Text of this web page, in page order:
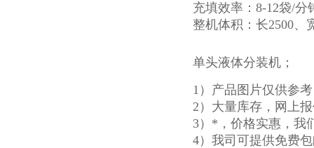
充填效率：8-12袋/
整机体积：长2500、
单头液体分装机；
1）产品图片仅供参
2）大量库存，网上
3）*，价格实惠，我
4）我司可提供免费